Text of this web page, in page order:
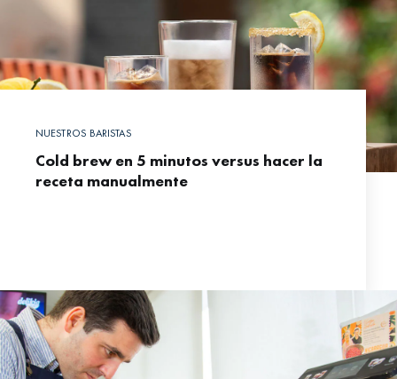
NUESTROS BARISTAS
Cold brew en 5 minutos versus hacer la
receta manualmente